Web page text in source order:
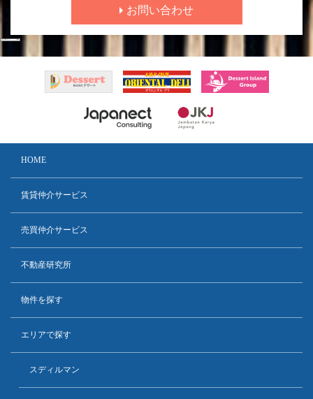
お問い合わせ
HOME
賃貸仲介サービス
売買仲介サービス
不動産研究所
物件を探す
エリアで探す
スディルマン